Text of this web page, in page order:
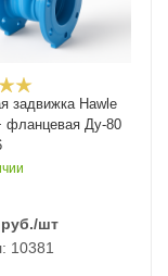
задвижка Hawle
фланцевая Ду-80
руб./шт
10381